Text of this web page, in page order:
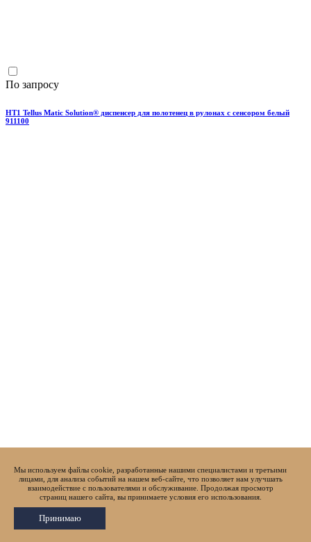
Мы используем файлы cookie, разработанные нашими специалистами и третьими
лицами, для анализа событий на нашем веб-сайте, что позволяет нам улучшать
взаимодействие с пользователями и обслуживание. Продолжая просмотр
страниц нашего сайта, вы принимаете условия его использования.
Принимаю
По запросу
HT1 Tellus Matic Solution® диспенсер для полотенец в рулонах с сенсором белый
911100